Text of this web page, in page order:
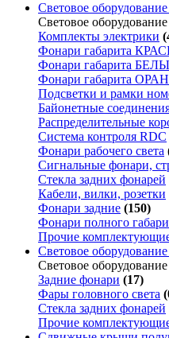
Световое
Световое
Комплекты электрики
Фонари габарита
Фонари габарита
Фонари габарита
Подсветки и рамки
Байонетные
Распределительные
Система контроля RDC
Фонари рабочего света
Сигнальные фонари,
Стекла задних фонарей
Кабели, вилки, розетки
Фонари задние (150)
Фонари полного
Прочие
Световое оборудование
Световое оборудование
Задние фонари (17)
Фары головного света
Стекла задних фонарей
Прочие